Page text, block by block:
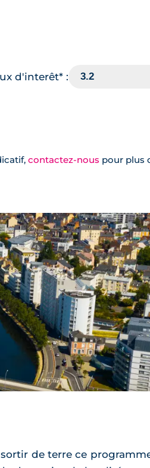
d'interêt* :
contactez-nous pour plus
sortir de terre ce